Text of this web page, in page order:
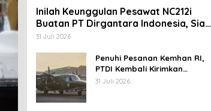
Inilah Keunggulan Pesawat NC212i
Buatan PT Dirgantara Indonesia, Siap
Dukung Berbagai Operasi TNI
31 Juli 2026
Penuhi Pesanan Kemhan RI,
PTDI Kembali Kirimkan
Pesawat NC212i ke Pangkalan
31 Juli 2026